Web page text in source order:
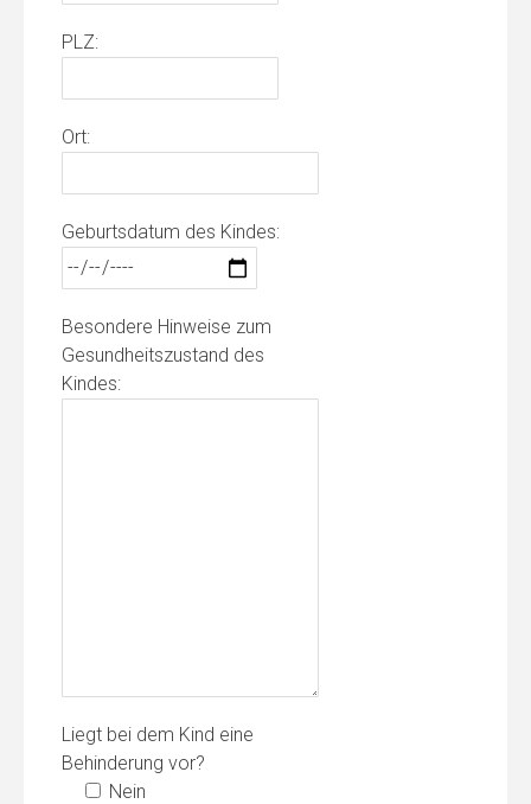
PLZ:
Ort:
Geburtsdatum des Kindes:
Besondere Hinweise zum
Gesundheitszustand des
Kindes:
Liegt bei dem Kind eine
Behinderung vor?
Nein